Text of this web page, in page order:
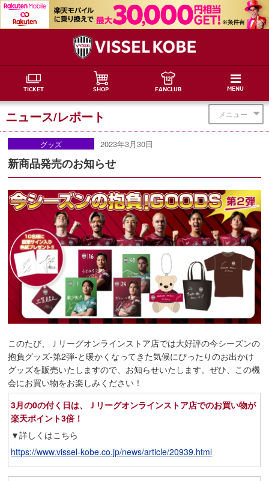
TICKET SHOP FANCLUB MENU
メニュー
ニュース/レポート
グッズ 2023年3月30日
新商品発売のお知らせ
このたび、Ｊリーグオンラインストア店では大好評の今シーズンの
抱負グッズ-第2弾-と暖かくなってきた気候にぴったりのお出かけ
グッズを販売いたしますので、お知らせいたします。ぜひ、この機
会にお買い物をお楽しみください！
3月の0の付く日は、Ｊリーグオンラインストア店でのお買い物が
楽天ポイント3倍！
▼詳しくはこちら
https://www.vissel-kobe.co.jp/news/article/20939.html